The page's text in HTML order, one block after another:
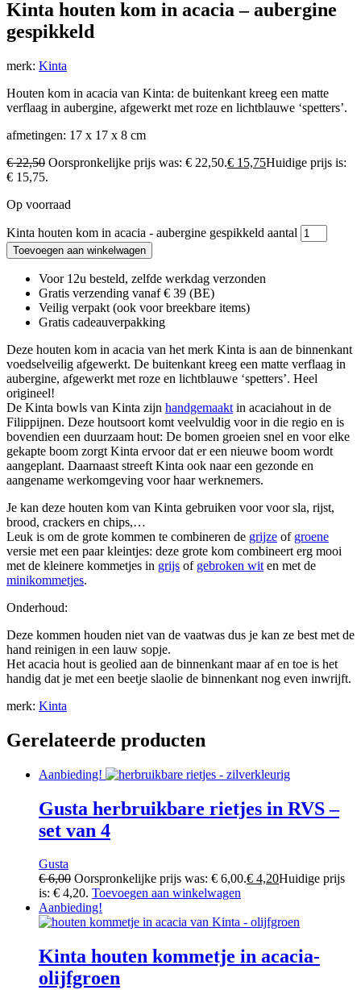
Kinta houten kom in acacia – aubergine
gespikkeld
merk: Kinta
Houten kom in acacia van Kinta: de buitenkant kreeg een matte
verflaag in aubergine, afgewerkt met roze en lichtblauwe ‘spetters’.
afmetingen: 17 x 17 x 8 cm
€22,50 Oorspronkelijke prijs was: € 22,50.€ 15,75Huidige prijs is:
€ 15,75.
Op voorraad
Kinta houten kom in acacia - aubergine gespikkeld aantal
Toevoegen aan winkelwagen
Voor 12u besteld, zelfde werkdag verzonden
Gratis verzending vanaf € 39 (BE)
Veilig verpakt (ook voor breekbare items)
Gratis cadeauverpakking
Deze houten kom in acacia van het merk Kinta is aan de binnenkant
voedselveilig afgewerkt. De buitenkant kreeg een matte verflaag in
aubergine, afgewerkt met roze en lichtblauwe ‘spetters’. Heel
origineel!
De Kinta bowls van Kinta zijn handgemaakt in acaciahout in de
Filippijnen. Deze houtsoort komt veelvuldig voor in die regio en is
bovendien een duurzaam hout: De bomen groeien snel en voor elke
gekapte boom zorgt Kinta ervoor dat er een nieuwe boom wordt
aangeplant. Daarnaast streeft Kinta ook naar een gezonde en
aangename werkomgeving voor haar werknemers.
Je kan deze houten kom van Kinta gebruiken voor voor sla, rijst,
brood, crackers en chips,…
Leuk is om de grote kommen te combineren de grijze of groene
versie met een paar kleintjes: deze grote kom combineert erg mooi
met de kleinere kommetjes in grijs of gebroken wit en met de
minikommetjes.
Onderhoud:
Deze kommen houden niet van de vaatwas dus je kan ze best met de
hand reinigen in een lauw sopje.
Het acacia hout is geolied aan de binnenkant maar af en toe is het
handig dat je met een beetje slaolie de binnenkant nog even inwrijft.
merk: Kinta
Gerelateerde producten
Aanbieding!
Gusta herbruikbare rietjes in RVS –
set van 4
Gusta
€6,00 Oorspronkelijke prijs was: € 6,00.€ 4,20Huidige prijs
is: € 4,20. Toevoegen aan winkelwagen
Aanbieding!
Kinta houten kommetje in acacia-
olijfgroen